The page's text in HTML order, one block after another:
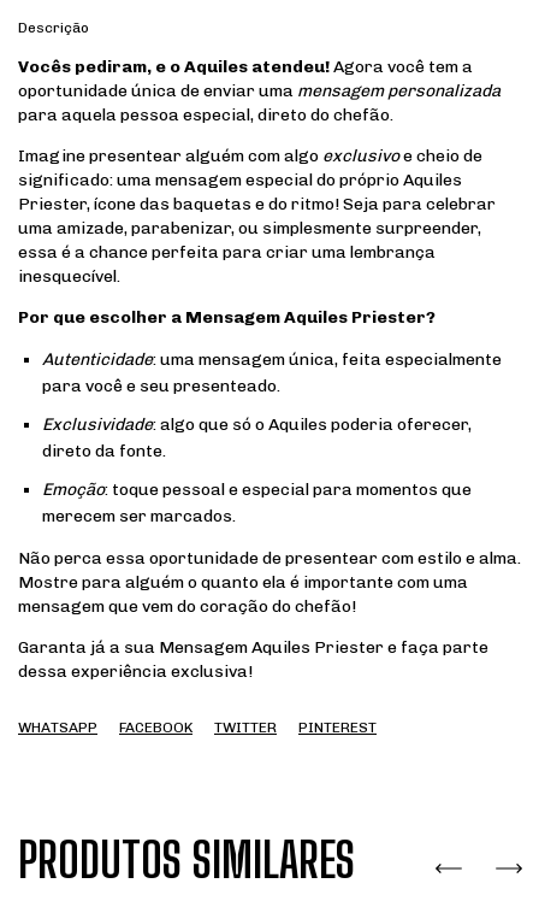
Descrição
Vocês pediram, e o Aquiles atendeu!Agora você tem a
oportunidade única de enviar uma mensagem personalizada
para aquela pessoa especial, direto do chefão.
Imagine presentear alguém com algo exclusivoe cheio de
significado: uma mensagem especial do próprio Aquiles
Priester, ícone das baquetas e do ritmo! Seja para celebrar
uma amizade, parabenizar, ou simplesmente surpreender,
essa é a chance perfeita para criar uma lembrança
inesquecível.
Por que escolher a Mensagem Aquiles Priester?
Autenticidade: uma mensagem única, feita especialmente
para você e seu presenteado.
Exclusividade: algo que só o Aquiles poderia oferecer,
direto da fonte.
Emoção: toque pessoal e especial para momentos que
merecem ser marcados.
Não perca essa oportunidade de presentear com estilo e alma.
Mostre para alguém o quanto ela é importante com uma
mensagem que vem do coração do chefão!
Garanta já a sua Mensagem Aquiles Priester e faça parte
dessa experiência exclusiva!
WHATSAPP FACEBOOK TWITTER PINTEREST
PRODUTOS SIMILARES